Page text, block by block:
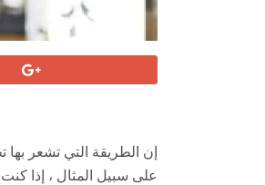
إن الطريقة التي تشعر
على سبيل المثال ، إذا